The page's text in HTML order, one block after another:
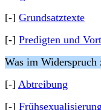
[-] Grundsatztexte
[-] Predigten und
Was im Widerspruch
[-] Abtreibung
[-]